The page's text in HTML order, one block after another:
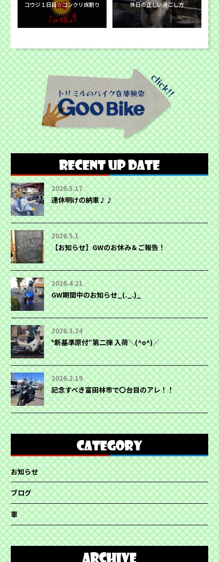
コウジ１日目☆コンクリ床割り 休日の正しい過ごし方
2026.5.17
連休明けの納車♪♪
2026.5.1
【お知らせ】GWのお休み＆ご報告！
2026.4.21
GW期間中のお知らせ_(._.)_
2026.3.24
‶新基準原付″第二弾 入荷＼(^o^)／
2026.2.19
記念すべき富田林市で〇台目のアレ！！
お知らせ
ブログ
車